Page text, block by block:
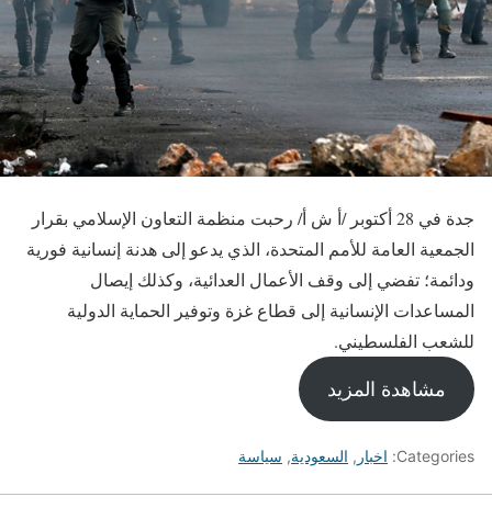
جدة في 28 أكتوبر /أ ش أ/ رحبت منظمة التعاون الإسلامي بقرار
الجمعية العامة للأمم المتحدة، الذي يدعو إلى هدنة إنسانية فورية
ودائمة؛ تفضي إلى وقف الأعمال العدائية، وكذلك إيصال
المساعدات الإنسانية إلى قطاع غزة وتوفير الحماية الدولية
للشعب الفلسطيني.
مشاهدة المزيد
Categories: اخبار , السعودية, سياسة